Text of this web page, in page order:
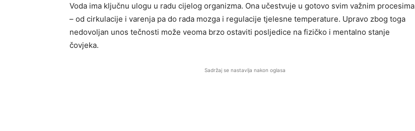
Voda ima ključnu ulogu u radu cijelog organizma. Ona učestvuje u gotovo svim važnim procesima
– od cirkulacije i varenja pa do rada mozga i regulacije tjelesne temperature. Upravo zbog toga
nedovoljan unos tečnosti može veoma brzo ostaviti posljedice na fizičko i mentalno stanje
čovjeka.
Sadržaj se nastavlja nakon oglasa